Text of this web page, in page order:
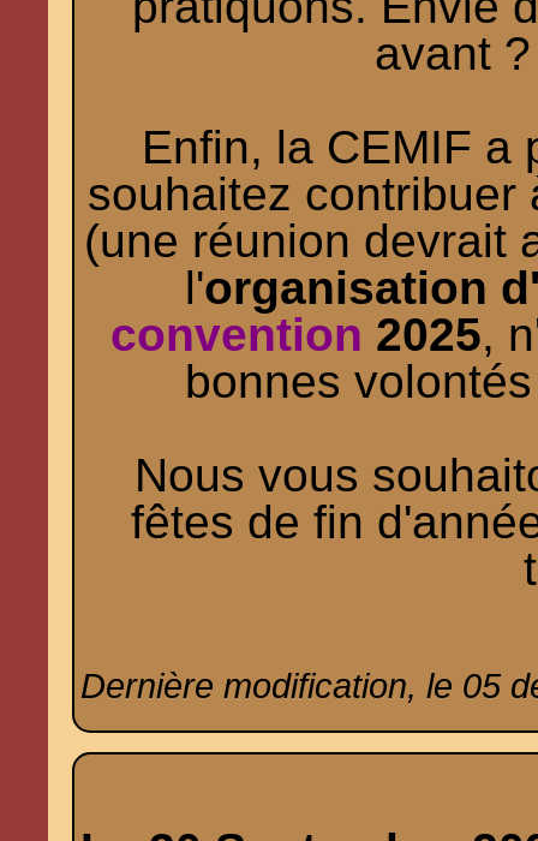
avant
Enfin, la CEMIF a
souhaitez
(une réunion devrait
l'organisation
convention 2025,
bonnes
Nous vous
fêtes de fin
Dernière modification, le 05